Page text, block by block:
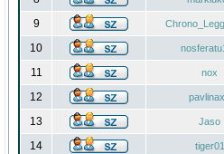
9
10
11 nox
12
13 Jaso
14 tiger01